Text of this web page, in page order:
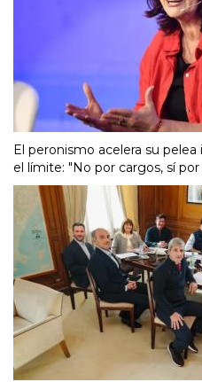
El peronismo acelera su
el límite: "No por cargos, sí